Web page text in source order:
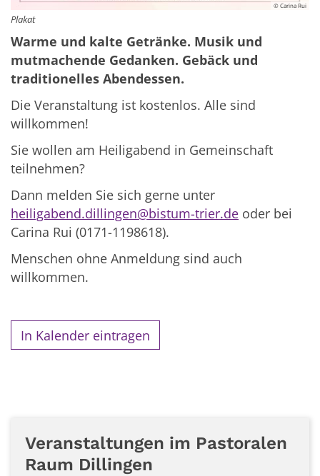
© Carina Rui
Plakat
Warme und kalte Getränke. Musik und
mutmachende Gedanken. Gebäck und
traditionelles Abendessen.
Die Veranstaltung ist kostenlos. Alle sind
willkommen!
Sie wollen am Heiligabend in Gemeinschaft
teilnehmen?
Dann melden Sie sich gerne unter
heiligabend.dillingen@bistum-trier.de oder bei
Carina Rui (0171-1198618).
Menschen ohne Anmeldung sind auch
willkommen.
In Kalender eintragen
Veranstaltungen im Pastoralen
Raum Dillingen